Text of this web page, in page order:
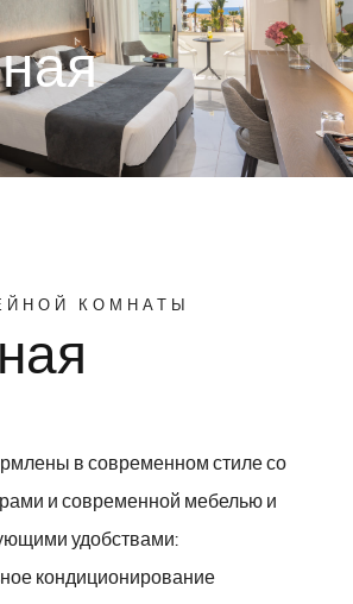
КОМНАТЫ
в современном стиле со
и современной мебелью и
удобствами:
кондиционирование